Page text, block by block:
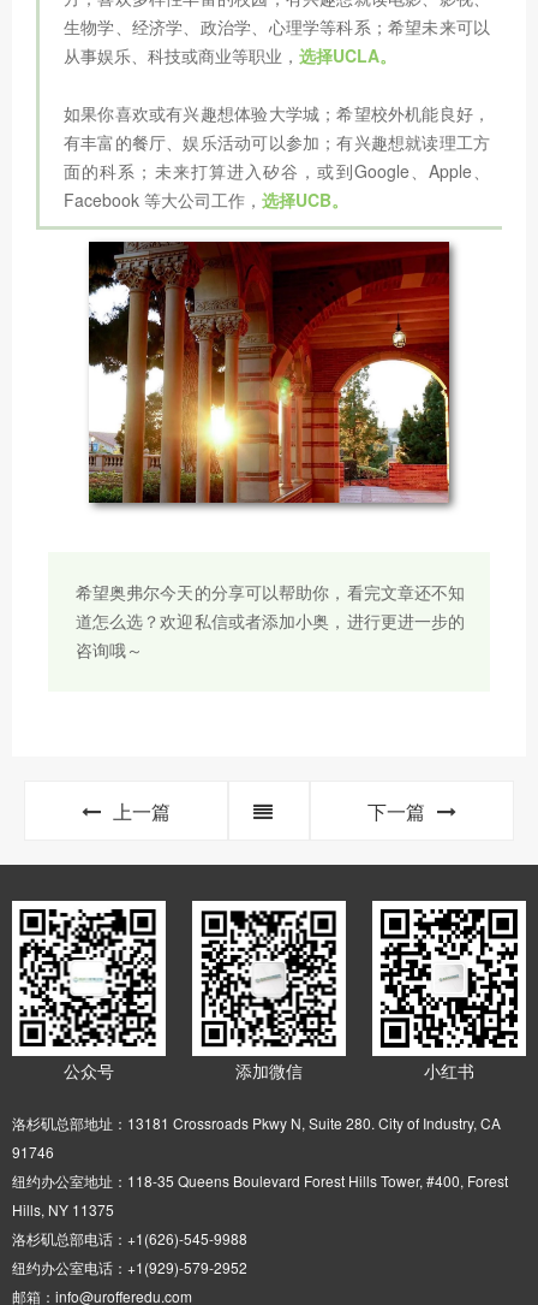
生物学、经济学、政治学、心理学等科系；希望未来可以
从事娱乐、科技或商业等职业， 选择UCLA。
如果你喜欢或有兴趣想体验大学城；希望校外机能良好，
有丰富的餐厅、娱乐活动可以参加；有兴趣想就读理工方
面的科系；未来打算进入矽谷，或到Google、Apple、
Facebook 等大公司工作， 选择UCB。
希望奥弗尔今天的分享可以帮助你，看完文章还不知
道怎么选？欢迎私信或者添加小奥，进行更进一步的
咨询哦～
上一篇 下一篇
公众号 添加微信 小红书
洛杉矶总部地址：13181 Crossroads Pkwy N, Suite 280. City of Industry, CA
91746
纽约办公室地址：118-35 Queens Boulevard Forest Hills Tower, #400, Forest
Hills, NY 11375
洛杉矶总部电话：+1(626)-545-9988
纽约办公室电话：+1(929)-579-2952
邮箱：info@urofferedu.com